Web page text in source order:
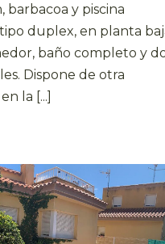
barbacoa y piscina
duplex, en planta
baño completo y
Dispone de otra
la [...]